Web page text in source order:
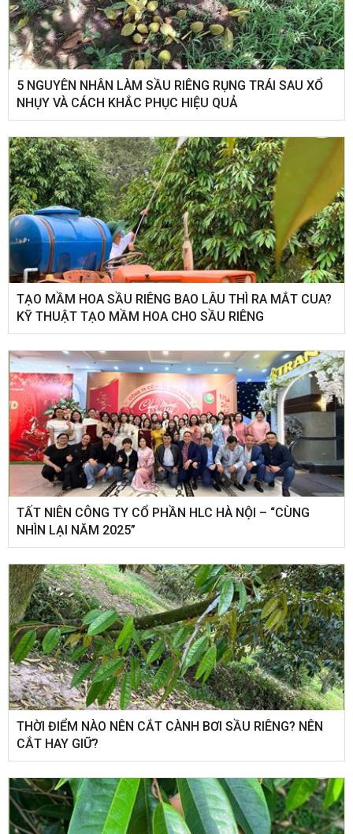
5 NGUYÊN NHÂN LÀM SẦU RIÊNG RỤNG TRÁI SAU XỔ
NHỤY VÀ CÁCH KHẮC PHỤC HIỆU QUẢ
TẠO MẦM HOA SẦU RIÊNG BAO LÂU THÌ RA MẮT CUA?
KỸ THUẬT TẠO MẦM HOA CHO SẦU RIÊNG
​TẤT NIÊN CÔNG TY CỔ PHẦN HLC HÀ NỘI – “CÙNG
NHÌN LẠI NĂM 2025”
THỜI ĐIỂM NÀO NÊN CẮT CÀNH BƠI SẦU RIÊNG? NÊN
CẮT HAY GIỮ?